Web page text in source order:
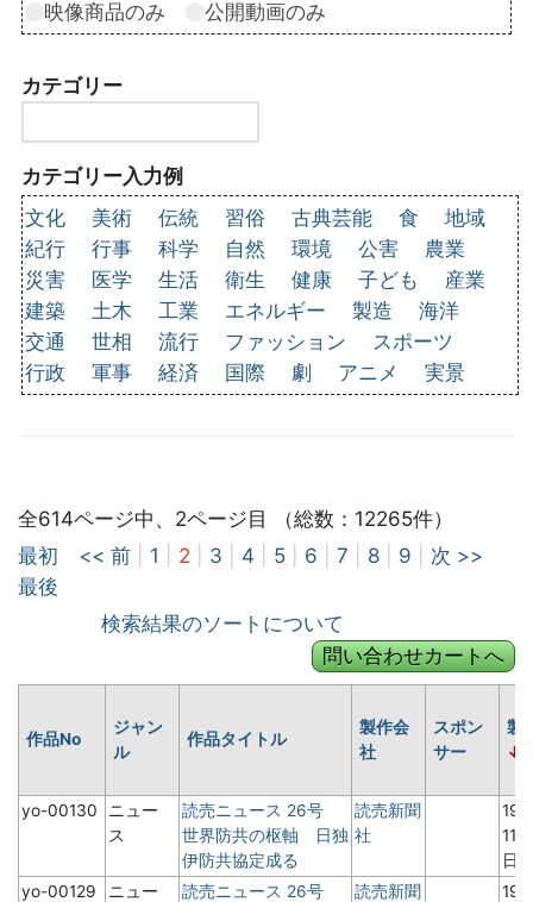
映像商品のみ
公開動画のみ
カテゴリー
カテゴリー入力例
文化
美術 伝統 習俗 古典芸能 食
地域
紀行
行事 科学 自然 環境 公害
農業
災害
医学 生活 衛生 健康 子ども
産業
建築
土木 工業 エネルギー 製造
海洋
交通
世相 流行 ファッション
スポーツ
行政
軍事 経済 国際 劇 アニメ 実景
全614ページ中、2ページ目 （総数：12265件）
最初
<< 前 1 2 3 4 5 6 7 8 9
次 >>
最後
検索結果のソートについて
作品No
ジャン
ル
作品タイトル
製作会
社
スポン
サー
製
yo-00130
ニュー
ス
読売ニュース 26号
世界防共の枢軸 日独
伊防共協定成る
読売新聞
社
11
日
yo-00129
ニュー
読売ニュース 26号
読売新聞